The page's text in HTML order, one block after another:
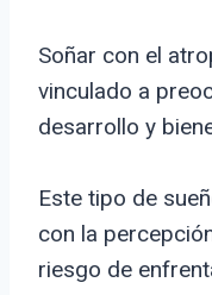
Soñar con el
vinculado a
desarrollo y
Este tipo de
con la
riesgo de